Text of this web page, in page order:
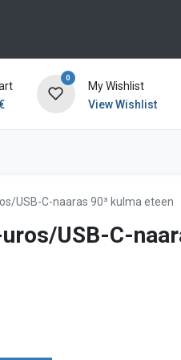
0
My Wishlist
View Wishlist
USB-C-naaras 90³ kulma eteen
USB-C-